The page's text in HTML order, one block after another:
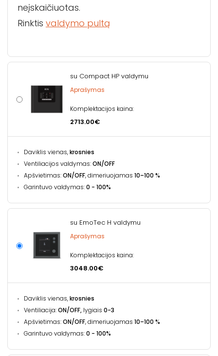
neįskaičiuotas.
Rinktis valdymo pultą
su Compact HP valdymu
Aprašymas
Komplektacijos kaina:
2713.00€
Daviklis vienas,krosnies
Ventiliacijos valdymas:ON/OFF
Apšvietimas:ON/OFF, dimeriuojamas 10–100 %
Garintuvo valdymas:0 - 100%
su EmoTec H valdymu
Aprašymas
Komplektacijos kaina:
3048.00€
Daviklis vienas,krosnies
Ventiliacija:ON/OFF, lygiais 0-3
Apšvietimas:ON/OFF, dimeriuojamas 10–100 %
Garintuvo valdymas:0 - 100%